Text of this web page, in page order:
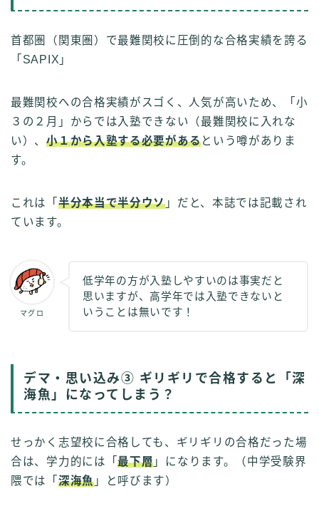
首都圏（関東圏）で最難関校に圧倒的な合格実績を誇る
「SAPIX」
最難関校への合格実績がスゴく、人気が高いため、「小
３の２月」からでは入塾できない（最難関校に入れな
い）、小１から入塾する必要があるという噂がありま
す。
これは「 半分本当で半分ウソ 」だと、本誌では記載され
ています。
マグロ
低学年の方が入塾しやすいのは事実だと
思いますが、高学年では入塾できないと
いうことは無いです！
デマ・思い込み③ ギリギリで合格すると「深
海魚」になってしまう？
せっかく志望校に合格しても、ギリギリの合格だった場
合は、学力的には「最下層 」になります。（中学受験界
隈では「 深海魚」と呼びます）